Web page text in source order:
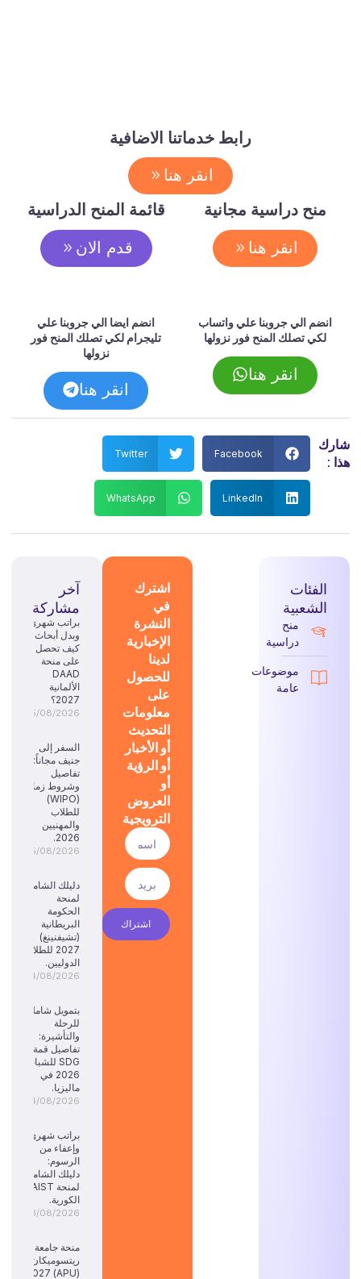
رابط خدماتنا الاضافية
انقر هنا
منح دراسية مجانية
انقر هنا
قائمة المنح الدراسية
قدم الان
انضم الي جروبنا علي واتساب
لكي تصلك المنح فور نزولها
انقر هنا
انضم ايضا الي جروبنا علي
تليجرام لكي تصلك المنح فور
نزولها
انقر هنا
شارك
هذا :
Facebook
Twitter
LinkedIn
WhatsApp
الفئات
الشعبية
منح
دراسية
موضوعات
عامة
اشترك
في
النشرة
الإخبارية
لدينا
للحصول
على
معلومات
التحديث
أو الأخبار
أو الرؤية
أو
العروض
الترويجية
اشتراك
آخر
مشاركة
براتب شهري
وبدل أبحاث:
كيف تحصل
على منحة
DAAD
الألمانية
2027؟
05/08/2026
السفر إلى
جنيف مجاناً:
تفاصيل
وشروط زمالة
(WIPO)
للطلاب
والمهنيين
2026.
05/08/2026
دليلك الشامل
لمنحة
الحكومة
البريطانية
(تشيفنينغ)
2027 للطلاب
الدوليين.
04/08/2026
بتمويل شامل
للرحلة
والتأشيرة:
تفاصيل قمة
SDG للشباب
2026 في
ماليزيا.
04/08/2026
براتب شهري
وإعفاء من
الرسوم:
دليلك الشامل
لمنحة KAIST
الكورية.
03/08/2026
منحة جامعة
ريتسوميكان